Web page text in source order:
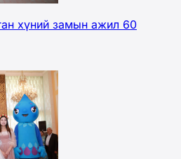
хүний замын ажил 60